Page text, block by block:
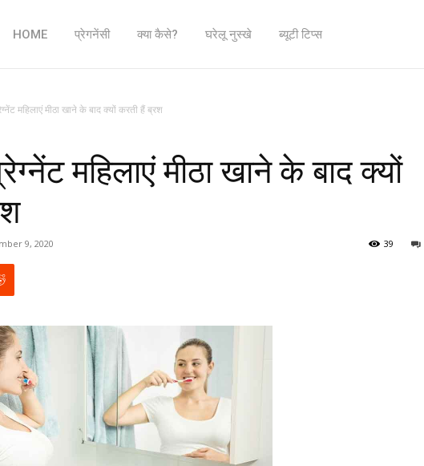
HOME प्रेगनेंसी क्या कैसे? घरेलू नुस्खे ब्यूटी टिप्स
महिलाएं मीठा खाने के बाद क्यों करती हैं ब्रश
महिलाएं मीठा खाने के बाद क्यों
9, 2020 39